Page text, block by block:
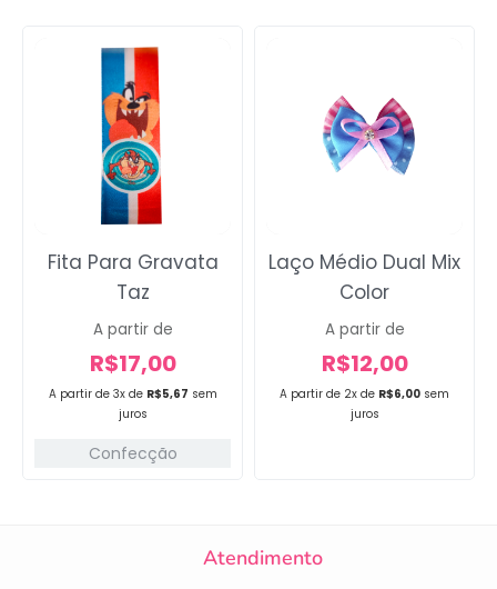
A partir de 3x de R$5,67 sem
juros
Fita Para Gravata
Taz
A partir de
R$17,00
Confecção
A partir de 2x de R$6,00 sem
juros
Laço Médio Dual Mix
Color
A partir de
R$12,00
Atendimento